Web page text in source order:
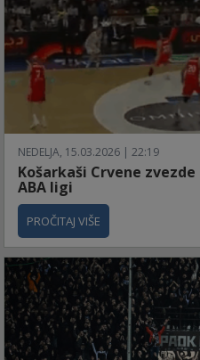
NEDELJA, 15.03.2026 | 22:19
Košarkaši Crvene
ABA ligi
PROČITAJ VIŠE